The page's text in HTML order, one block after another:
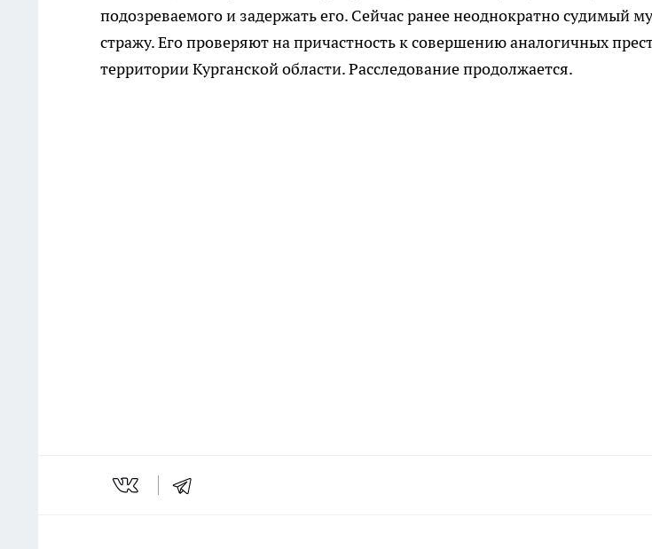
подозреваемого и задержать его. Сейчас ранее неоднократно судимый
стражу. Его проверяют на причастность к совершению аналогичных
территории Курганской области. Расследование продолжается.